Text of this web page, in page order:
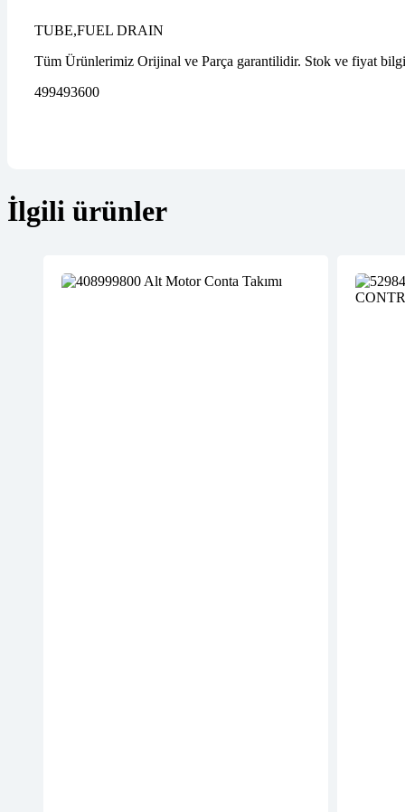
TUBE,FUEL DRAIN
Tüm Ürünlerimiz Orijinal ve Parça garantilidir. Stok ve fiyat
499493600
İlgili ürünler